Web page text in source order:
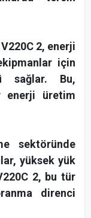
2, enerji
için
sağlar. Bu,
enerji üretim
sektöründe
yüksek yük
2, bu tür
direnci